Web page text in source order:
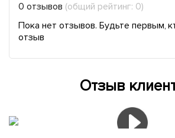
0 отзывов (общий рейтинг: 0)
Пока нет отзывов. Будьте первым,
отзыв
Отзыв